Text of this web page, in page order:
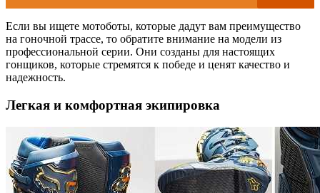
Если вы ищете мотоботы, которые дадут вам преимущество
на гоночной трассе, то обратите внимание на модели из
профессиональной серии. Они созданы для настоящих
гонщиков, которые стремятся к победе и ценят качество и
надежность.
Легкая и комфортная экипировка